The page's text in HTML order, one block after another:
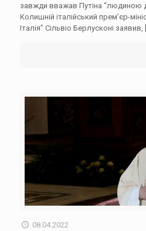
завжди вважав Путіна “людиною
Колишній італійський прем’єр-
Італія” Сільвіо Берлусконі заявив,
08.04.2022